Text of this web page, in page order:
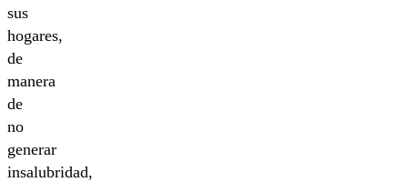
sus
hogares,
de
manera
de
no
generar
insalubridad,